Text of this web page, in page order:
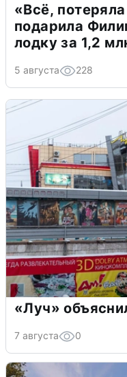
«Всё,
подарила
лодку за 1,2
5 августа 228
«Луч»
7 августа 0